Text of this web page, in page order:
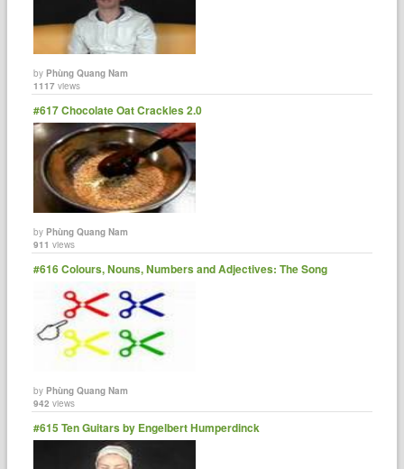
byPhùng Quang Nam
1117 views
#617 Chocolate Oat Crackles 2.0
byPhùng Quang Nam
911 views
#616 Colours, Nouns, Numbers and Adjectives: The Song
byPhùng Quang Nam
942 views
#615 Ten Guitars by Engelbert Humperdinck